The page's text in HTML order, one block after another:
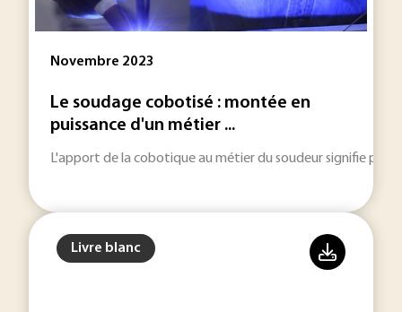
Novembre 2023
Le soudage cobotisé : montée en
puissance d'un métier ...
L'apport de la cobotique au métier du soudeur signifie plus
Livre blanc